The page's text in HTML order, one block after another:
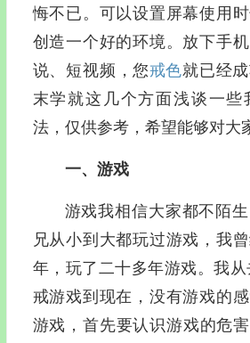
悔不已。可以设置屏幕使用
创造一个好的环境。放下手
说、短视频，您戒色就已经
末学就这几个方面浅谈一些
法，仅供参考，希望能够对大
一、游戏
游戏我相信大家都不陌
兄从小到大都玩过游戏，我
年，玩了二十多年游戏。我
戒游戏到现在，没有游戏的
游戏，首先要认识游戏的危